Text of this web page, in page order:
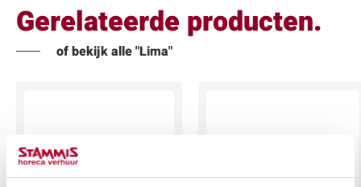
Gerelateerde producten.
of bekijk alle "Lima"